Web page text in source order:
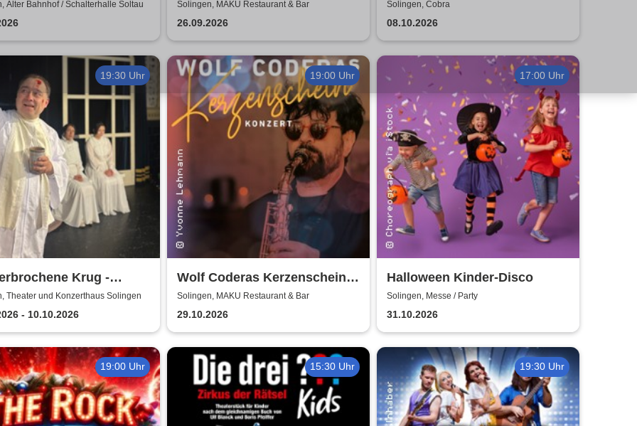
Alter Bahnhof / Schalterhalle Soltau
Crnogorevi & Tijana Gaji
Solingen, MAKU Restaurant & Bar
26.09.2026
Solingen, Cobra
08.10.2026
19:30 Uhr
Krug -
Brunsbüttel
Theater und Konzerthaus Solingen
- 10.10.2026
19:00 Uhr
Wolf Coderas Kerzenschein
Konzert
Solingen, MAKU Restaurant & Bar
29.10.2026
17:00 Uhr
Halloween Kinder-Disco
Solingen, Messe / Party
31.10.2026
19:00 Uhr 15:30 Uhr 19:30 Uhr